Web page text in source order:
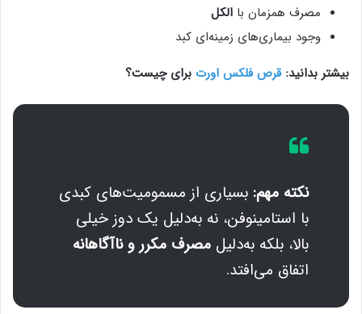
مصرف همزمان با الکل
وجود بیماری‌های زمینه‌ای کبد
بیشتر بدانید:قرص فلکس اورت برای چیست؟
نکته مهم: بسیاری از مسمومیت‌های کبدی
با استامینوفن، نه به‌دلیل یک دوز خیلی
بالا، بلکه به‌دلیل مصرف مکرر و ناآگاهانه
اتفاق می‌افتد.